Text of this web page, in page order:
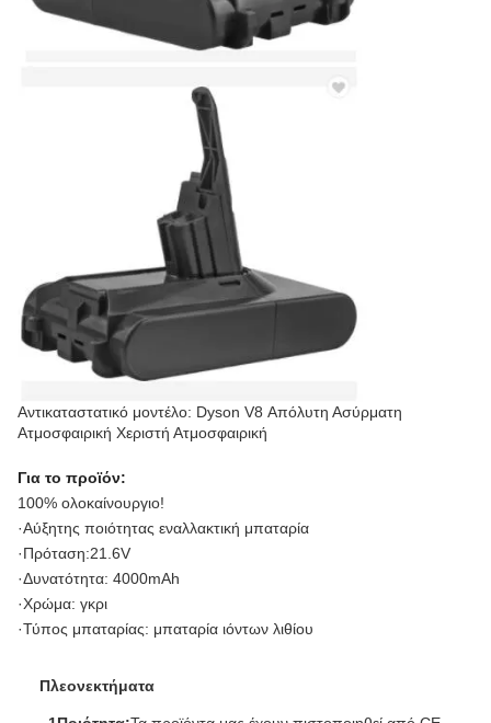
Αντικαταστατικό μοντέλο: Dyson V8 Απόλυτη Ασύρματη
Ατμοσφαιρική Χεριστή Ατμοσφαιρική
Για το προϊόν:
100% ολοκαίνουργιο!
·Αύξητης ποιότητας εναλλακτική μπαταρία
·Πρόταση:21.6V
·Δυνατότητα: 4000mAh
·Χρώμα: γκρι
·Τύπος μπαταρίας: μπαταρία ιόντων λιθίου
Πλεονεκτήματα